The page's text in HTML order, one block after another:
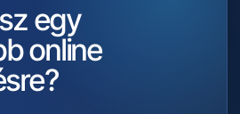
egy
online